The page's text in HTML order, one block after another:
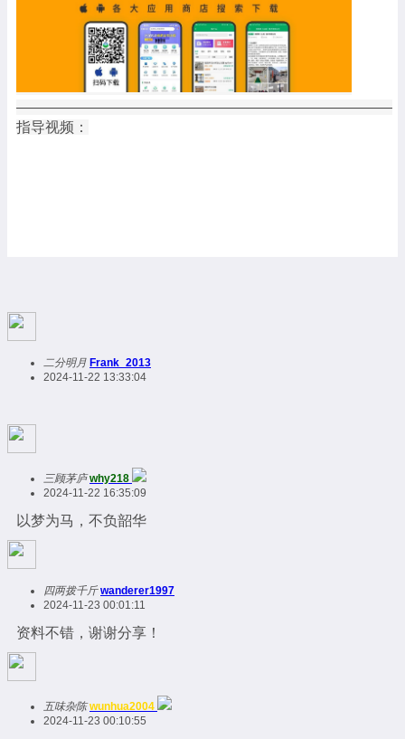
——————————————————————————
指导视频：
二分明月 Frank_2013
2024-11-22 13:33:04
三顾茅庐 why218
2024-11-22 16:35:09
以梦为马，不负韶华
四两拨千斤 wanderer1997
2024-11-23 00:01:11
资料不错，谢谢分享！
五味杂陈 wunhua2004
2024-11-23 00:10:55